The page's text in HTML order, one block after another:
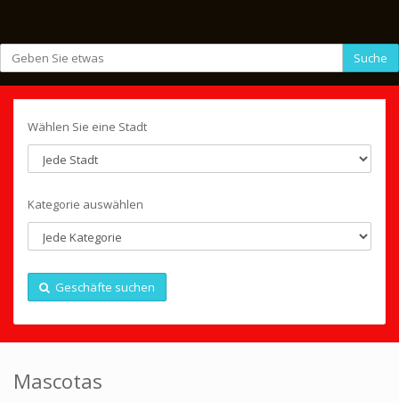
Suche
Wählen Sie eine Stadt
Kategorie auswählen
Geschäfte suchen
Mascotas